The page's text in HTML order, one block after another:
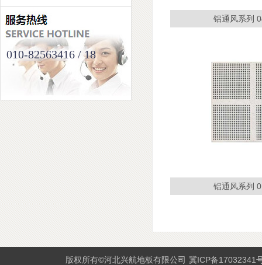
铝通风系列
铝通风系列
010-82563416 / 18
版权所有©河北兴航地板有限公司 冀ICP备17032341